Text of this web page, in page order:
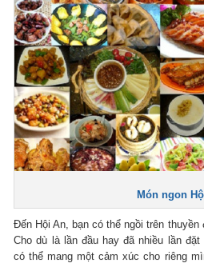
Món ngon
Đến Hội An, bạn có thể ngồi trên thuyền
Cho dù là lần đầu hay đã nhiều lần
có thể mang một cảm xúc cho riêng